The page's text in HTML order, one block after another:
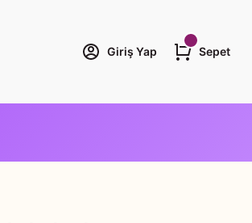
Giriş Yap Sepet